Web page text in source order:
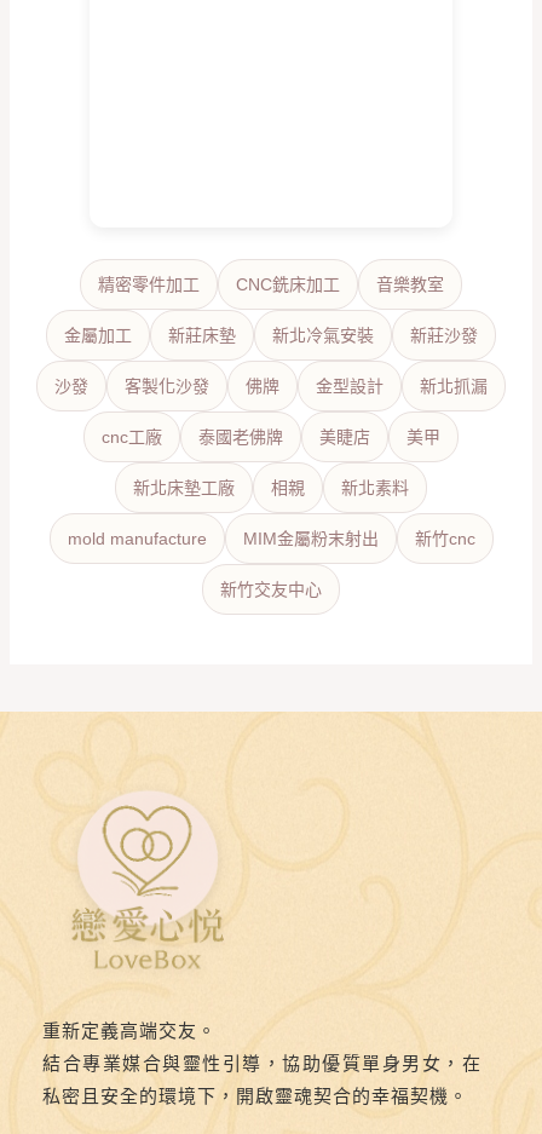
精密零件加工 CNC銑床加工 音樂教室
金屬加工 新莊床墊 新北冷氣安裝 新莊沙發
沙發 客製化沙發 佛牌 金型設計 新北抓漏
cnc工廠 泰國老佛牌 美睫店 美甲
新北床墊工廠 相親 新北素料
mold manufacture MIM金屬粉末射出 新竹cnc
新竹交友中心
重新定義高端交友。
結合專業媒合與靈性引導，協助優質單身男女，在
私密且安全的環境下，開啟靈魂契合的幸福契機。